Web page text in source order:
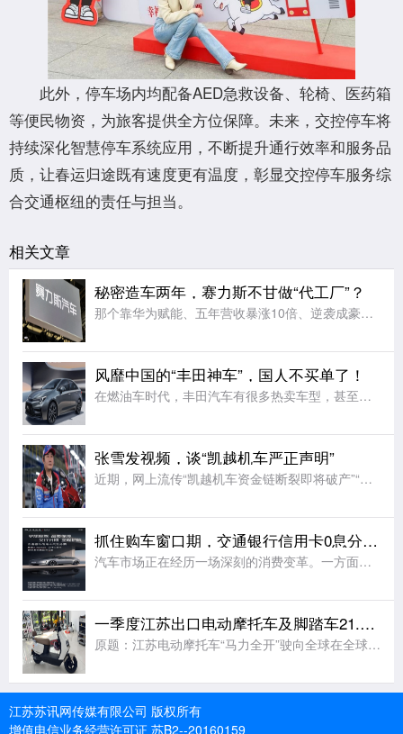
此外，停车场内均配备AED急救设备、轮椅、医药箱
等便民物资，为旅客提供全方位保障。未来，交控停车将
持续深化智慧停车系统应用，不断提升通行效率和服务品
质，让春运归途既有速度更有温度，彰显交控停车服务综
合交通枢纽的责任与担当。
相关文章
秘密造车两年，赛力斯不甘做“代工厂”？
那个靠华为赋能、五年营收暴涨10倍、逆袭成豪华SUV销冠的赛力斯，现在，要脱离华为光环，自立门户发布新品牌了!你敢信吗?就在近日，一家叫"蓝电科技"的公司，悄悄改了个名字，叫"赛豆科技"。赛豆科技，将
风靡中国的“丰田神车”，国人不买单了！
在燃油车时代，丰田汽车有很多热卖车型，甚至有不少网友称其为丰田“神车”。大家想想看丰田RAV4.丰田卡罗拉或者雷凌，哪一款不是热卖车型呢?甚至很多新车直接被捧上了神坛，油耗低，开不坏，而且还是全球定位
张雪发视频，谈“凯越机车严正声明”
近期，网上流传“凯越机车资金链断裂即将破产”“凯越撑不住了多次求张雪救命”“凯越销量跌三成，严凯急了找张雪”“凯越最大的败笔，不是没留住张雪，而是连他36%的股份都吞完”等信息。(此前报道)6月8日，
抓住购车窗口期，交通银行信用卡0息分期正在成为主流选择
汽车市场正在经历一场深刻的消费变革。一方面，新能源汽车渗透率持续攀升，绿色出行成为越来越多家庭的共识;另一方面，以旧换新、消费补贴等政策红利不断释放，为购车族提供了难得的“窗口期”。而在众多购车方式中
一季度江苏出口电动摩托车及脚踏车21.3亿元
原题：江苏电动摩托车“马力全开”驶向全球在全球碳减排浪潮下，电动摩托车凭借绿色低碳、灵活便捷等优势，成为海外民生出行和短途货运的重要选择。随着国际油价的攀升、部分国家电动化转型补贴政策的出台，叠加“中
江苏苏讯网传媒有限公司 版权所有
增值电信业务经营许可证 苏B2--20160159